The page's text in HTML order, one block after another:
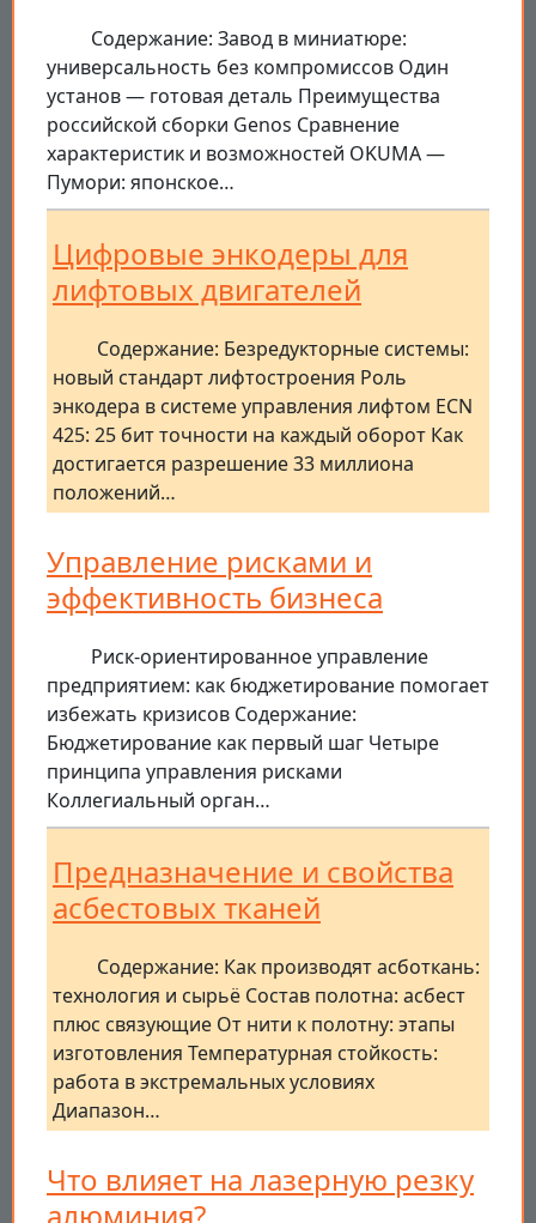
Содержание: Завод в миниатюре:
универсальность без компромиссов Один
установ — готовая деталь Преимущества
российской сборки Genos Сравнение
характеристик и возможностей OKUMA —
Пумори: японское…
Цифровые энкодеры для
лифтовых двигателей
Содержание: Безредукторные системы:
новый стандарт лифтостроения Роль
энкодера в системе управления лифтом ECN
425: 25 бит точности на каждый оборот Как
достигается разрешение 33 миллиона
положений…
Управление рисками и
эффективность бизнеса
Риск-ориентированное управление
предприятием: как бюджетирование помогает
избежать кризисов Содержание:
Бюджетирование как первый шаг Четыре
принципа управления рисками
Коллегиальный орган…
Предназначение и свойства
асбестовых тканей
Содержание: Как производят асботкань:
технология и сырьё Состав полотна: асбест
плюс связующие От нити к полотну: этапы
изготовления Температурная стойкость:
работа в экстремальных условиях
Диапазон…
Что влияет на лазерную резку